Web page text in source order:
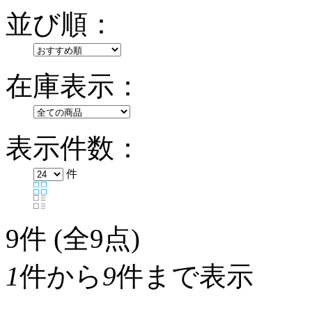
並び順：
在庫表示：
表示件数：
件
9件 (全9点)
1件から9件まで表示